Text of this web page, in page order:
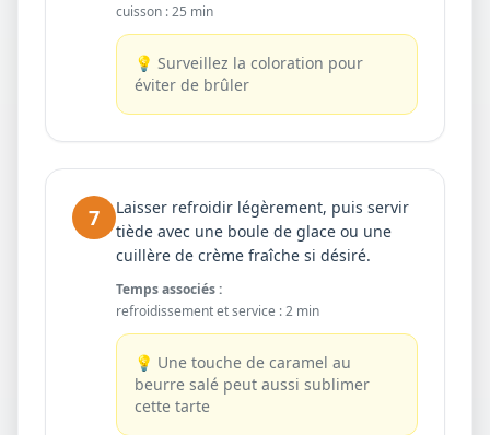
cuisson :25 min
💡 Surveillez la coloration pour
éviter de brûler
7
Laisser refroidir légèrement, puis servir
tiède avec une boule de glace ou une
cuillère de crème fraîche si désiré.
Temps associés :
refroidissement et service :2 min
💡 Une touche de caramel au
beurre salé peut aussi sublimer
cette tarte